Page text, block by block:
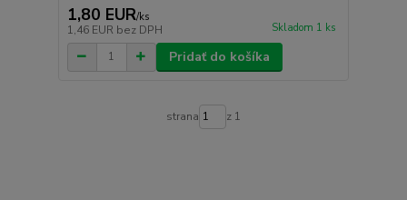
1,80 EUR/ks
1,46 EUR bez DPH Skladom 1 ks
Pridať do košíka
strana z 1